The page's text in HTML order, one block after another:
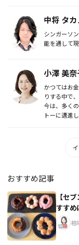
中将 タカ
シンガーソ
能を通して
小澤 美
かつてはお
りする中で
今は、多く
トーに邁進
おすすめ記事
【セ
すすめ
相